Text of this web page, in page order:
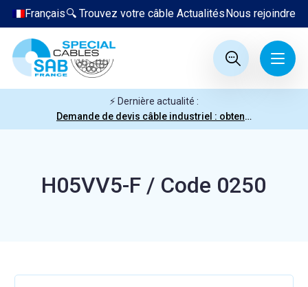
Nous rejoindre
Actualités
🔍 Trouvez votre câble
Français
⚡ Dernière actualité :
Demande de devis câble industriel : obtenez votre prix en quelques clics
H05VV5-F / Code 0250